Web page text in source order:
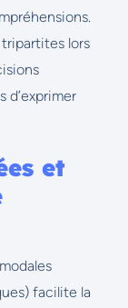
lors
d’exprimer
et
facilite la